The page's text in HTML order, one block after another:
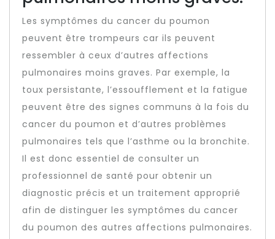
Les symptômes du cancer du poumon
peuvent être trompeurs car ils peuvent
ressembler à ceux d’autres affections
pulmonaires moins graves. Par exemple, la
toux persistante, l’essoufflement et la fatigue
peuvent être des signes communs à la fois du
cancer du poumon et d’autres problèmes
pulmonaires tels que l’asthme ou la bronchite.
Il est donc essentiel de consulter un
professionnel de santé pour obtenir un
diagnostic précis et un traitement approprié
afin de distinguer les symptômes du cancer
du poumon des autres affections pulmonaires.